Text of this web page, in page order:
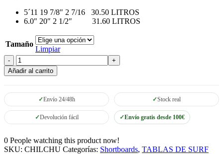
5´11 19 7/8″ 2 7/16 30.50 LITROS
6.0″ 20″ 2 1/2″ 31.60 LITROS
Tamaño
Limpiar
Chilli
Churro
cantidad
Añadir al carrito
Envío 24/48h Stock real
Devolución fácil Envío gratis desde 100€
0 People watching this product now!
SKU: CHILCHU Categorías: Shortboards, TABLAS DE SURF